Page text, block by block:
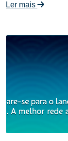
Ler mais